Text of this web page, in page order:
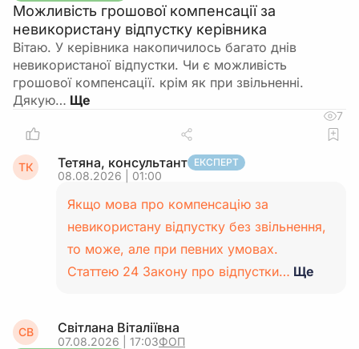
Можливість грошової компенсації за
невикористану відпустку керівника
Вітаю. У керівника накопичилось багато днів
невикористаної відпустки. Чи є можливість
грошової компенсації. крім як при звільненні.
Дякую…
7
ТК Тетяна, консультант ЕКСПЕРТ
08.08.2026 | 01:00
Якщо мова про компенсацію за
невикористану відпустку без звільнення,
то може, але при певних умовах.
Статтею 24 Закону про відпустки… Ще
СВ Світлана Віталіївна
07.08.2026 | 17:03ФОП